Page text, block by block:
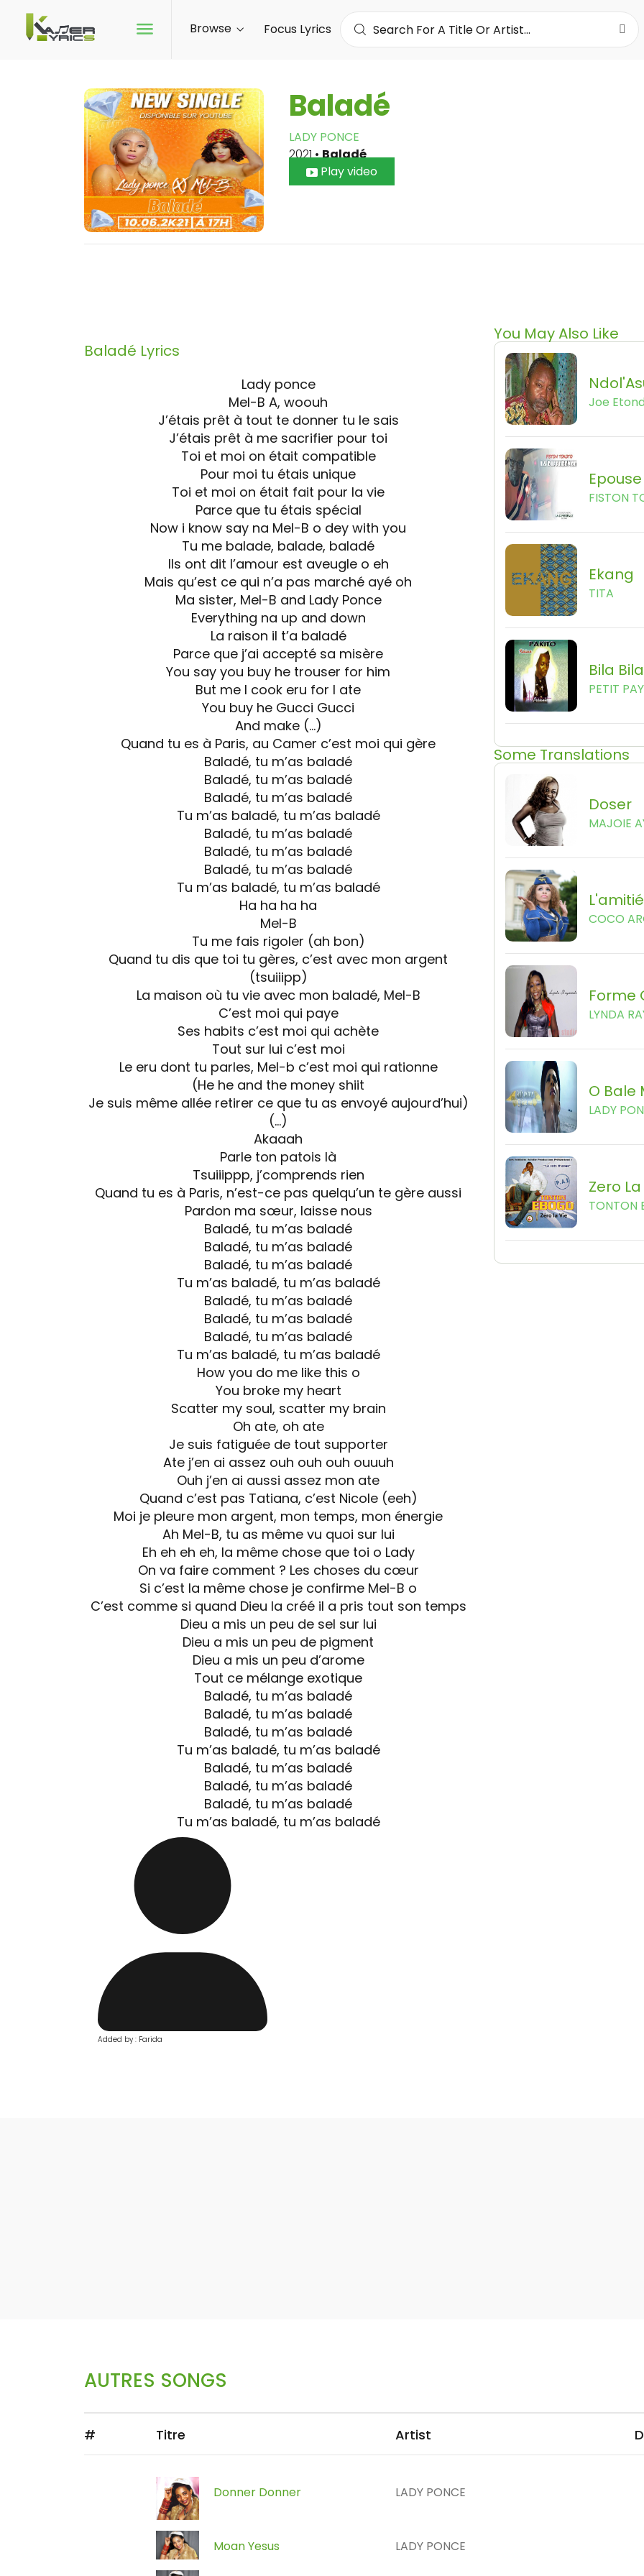
Browse Focus Lyrics
Baladé
LADY PONCE
2021•Baladé
Play video
Baladé Lyrics
Lady ponce
Mel-B A, woouh
J’étais prêt à tout te donner tu le sais
J’étais prêt à me sacrifier pour toi
Toi et moi on était compatible
Pour moi tu étais unique
Toi et moi on était fait pour la vie
Parce que tu étais spécial
Now i know say na Mel-B o dey with you
Tu me balade, balade, baladé
Ils ont dit l’amour est aveugle o eh
Mais qu’est ce qui n’a pas marché ayé oh
Ma sister, Mel-B and Lady Ponce
Everything na up and down
La raison il t’a baladé
Parce que j’ai accepté sa misère
You say you buy he trouser for him
But me I cook eru for I ate
You buy he Gucci Gucci
And make (…)
Quand tu es à Paris, au Camer c’est moi qui gère
Baladé, tu m’as baladé
Baladé, tu m’as baladé
Baladé, tu m’as baladé
Tu m’as baladé, tu m’as baladé
Baladé, tu m’as baladé
Baladé, tu m’as baladé
Baladé, tu m’as baladé
Tu m’as baladé, tu m’as baladé
Ha ha ha ha
Mel-B
Tu me fais rigoler (ah bon)
Quand tu dis que toi tu gères, c’est avec mon argent
(tsuiiipp)
La maison où tu vie avec mon baladé, Mel-B
C’est moi qui paye
Ses habits c’est moi qui achète
Tout sur lui c’est moi
Le eru dont tu parles, Mel-b c’est moi qui rationne
(He he and the money shiit
Je suis même allée retirer ce que tu as envoyé aujourd’hui)
(…)
Akaaah
Parle ton patois là
Tsuiiippp, j’comprends rien
Quand tu es à Paris, n’est-ce pas quelqu’un te gère aussi
Pardon ma sœur, laisse nous
Baladé, tu m’as baladé
Baladé, tu m’as baladé
Baladé, tu m’as baladé
Tu m’as baladé, tu m’as baladé
Baladé, tu m’as baladé
Baladé, tu m’as baladé
Baladé, tu m’as baladé
Tu m’as baladé, tu m’as baladé
How you do me like this o
You broke my heart
Scatter my soul, scatter my brain
Oh ate, oh ate
Je suis fatiguée de tout supporter
Ate j’en ai assez ouh ouh ouh ouuuh
Ouh j’en ai aussi assez mon ate
Quand c’est pas Tatiana, c’est Nicole (eeh)
Moi je pleure mon argent, mon temps, mon énergie
Ah Mel-B, tu as même vu quoi sur lui
Eh eh eh eh, la même chose que toi o Lady
On va faire comment ? Les choses du cœur
Si c’est la même chose je confirme Mel-B o
C’est comme si quand Dieu la créé il a pris tout son temps
Dieu a mis un peu de sel sur lui
Dieu a mis un peu de pigment
Dieu a mis un peu d’arome
Tout ce mélange exotique
Baladé, tu m’as baladé
Baladé, tu m’as baladé
Baladé, tu m’as baladé
Tu m’as baladé, tu m’as baladé
Baladé, tu m’as baladé
Baladé, tu m’as baladé
Baladé, tu m’as baladé
Tu m’as baladé, tu m’as baladé
Added by : Farida
You May Also Like
Joe
FISTON
Ekang
TITA
Bila Bila
PETIT
Some Translations
Doser
MAJOIE
L'amitié
COCO
Forme
LYNDA
O Bale
LADY
Zero
TONTON
AUTRES SONGS
# Titre Artist
Donner Donner LADY PONCE
Moan Yesus LADY PONCE